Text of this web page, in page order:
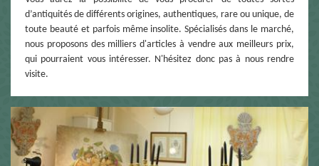
d’antiquités de différents origines, authentiques, rare ou unique, de
toute beauté et parfois même insolite. Spécialisés dans le marché,
nous proposons des milliers d'articles à vendre aux meilleurs prix,
qui pourraient vous intéresser. N'hésitez donc pas à nous rendre
visite.